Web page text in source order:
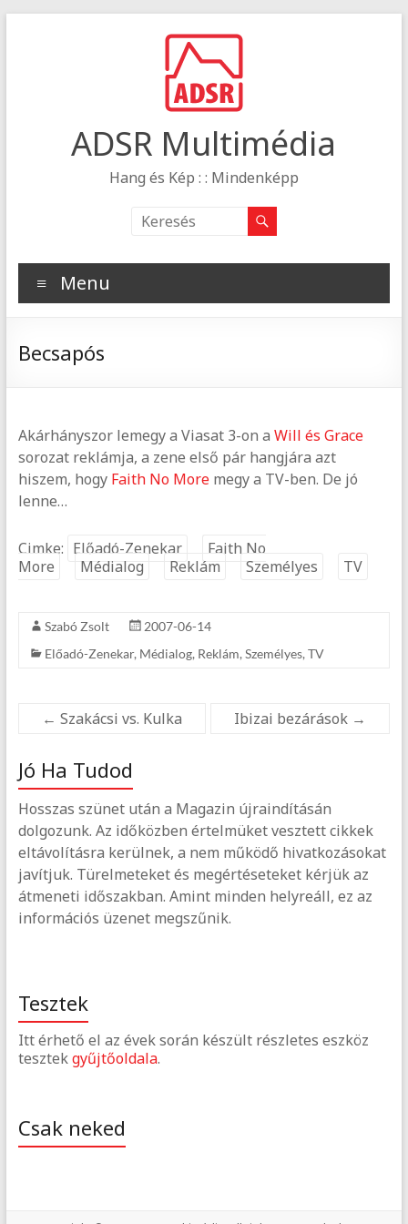
ADSR Multimédia
Hang és Kép : : Mindenképp
Menu
Becsapós
Akárhányszor lemegy a Viasat 3-on a Will és Grace
sorozat reklámja, a zene első pár hangjára azt
hiszem, hogy Faith No Moremegy a TV-ben. De jó
lenne…
Cimke: Előadó-Zenekar
Faith No
More
Médialog Reklám Személyes TV
Szabó Zsolt
2007-06-14
Előadó-Zenekar, Médialog, Reklám, Személyes, TV
← Szakácsi vs. Kulka Ibizai bezárások →
Jó Ha Tudod
Hosszas szünet után a Magazin újraindításán
dolgozunk. Az időközben értelmüket vesztett cikkek
eltávolításra kerülnek, a nem működő hivatkozásokat
javítjuk. Türelmeteket és megértéseteket kérjük az
átmeneti időszakban. Amint minden helyreáll, ez az
információs üzenet megszűnik.
Tesztek
Itt érhető el az évek során készült részletes eszköz
tesztekgyűjtőoldala.
Csak neked